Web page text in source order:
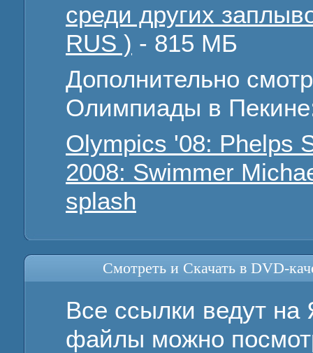
среди других
RUS ) - 815 МБ
Дополнительно
Олимпиады в
Olympics '08: Phelps
2008: Swimmer
splash
Смотреть и Скачать в DVD-
Все ссылки ведут на
файлы можно